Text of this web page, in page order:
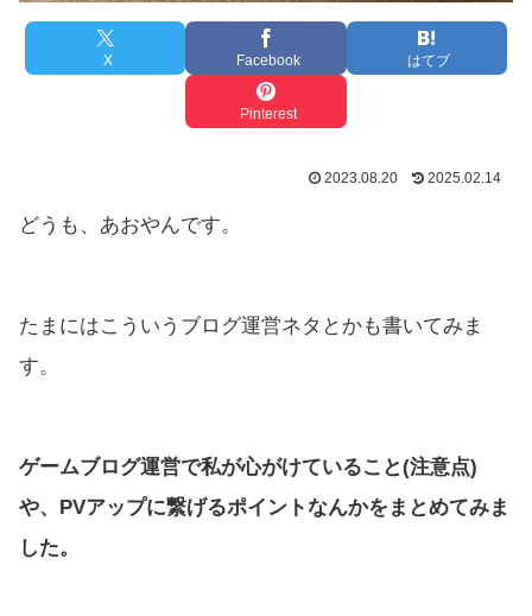
X Facebook はてブ
Pinterest
2023.08.20 2025.02.14
どうも、あおやんです。
たまにはこういうブログ運営ネタとかも書いてみま
す。
ゲームブログ運営で私が心がけていること(注意点)
や、PVアップに繋げるポイントなんかをまとめてみま
した。